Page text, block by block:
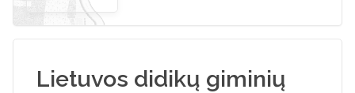
Lietuvos didikų giminių